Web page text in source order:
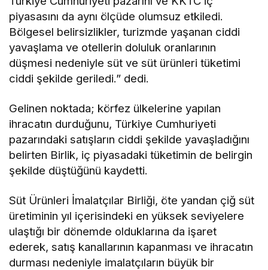
piyasasını da aynı ölçüde olumsuz etkiledi.
Bölgesel belirsizlikler, turizmde yaşanan ciddi
yavaşlama ve otellerin doluluk oranlarının
düşmesi nedeniyle süt ve süt ürünleri tüketimi
ciddi şekilde geriledi.” dedi.
Gelinen noktada; körfez ülkelerine yapılan
ihracatın durduğunu, Türkiye Cumhuriyeti
pazarındaki satışların ciddi şekilde yavaşladığını
belirten Birlik, iç piyasadaki tüketimin de belirgin
şekilde düştüğünü kaydetti.
Süt Ürünleri İmalatçılar Birliği, öte yandan çiğ süt
üretiminin yıl içerisindeki en yüksek seviyelere
ulaştığı bir dönemde olduklarına da işaret
ederek, satış kanallarının kapanması ve ihracatın
durması nedeniyle imalatçıların büyük bir